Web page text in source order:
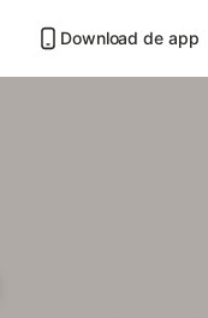
Download de app